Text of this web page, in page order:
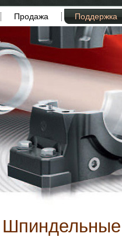
Продажа Поддержка